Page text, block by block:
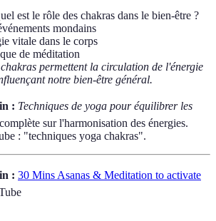
est le rôle des chakras dans le bien-être ?
mondains
vitale dans le corps
de méditation
permettent la circulation de l'énergie
notre bien-être général.
: Techniques de yoga pour équilibrer les
sur l'harmonisation des énergies.
: "techniques yoga chakras".
: 30 Mins Asanas & Meditation to activate